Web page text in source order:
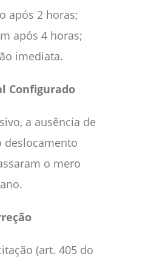
após 2 horas;
após 4 horas;
imediata.
Configurado
a ausência de
deslocamento
o mero
(art. 405 do